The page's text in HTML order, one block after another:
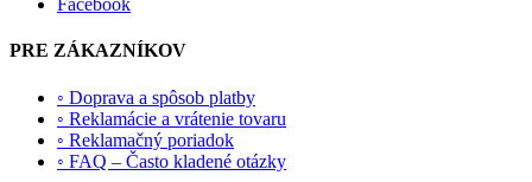
Facebook
PRE ZÁKAZNÍKOV
◦ Doprava a spôsob platby
◦ Reklamácie a vrátenie tovaru
◦ Reklamačný poriadok
◦ FAQ – Často kladené otázky